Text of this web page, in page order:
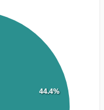
44.4%